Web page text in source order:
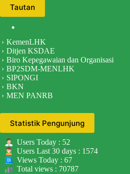
Tautan
KemenLHK
Ditjen KSDAE
Biro Kepegawaian dan Organisasi
BP2SDM-MENLHK
SIPONGI
BKN
MEN PANRB
Statistik Pengunjung
Users Today : 52
Users Last 30 days : 1574
Views Today : 67
Total views : 70787